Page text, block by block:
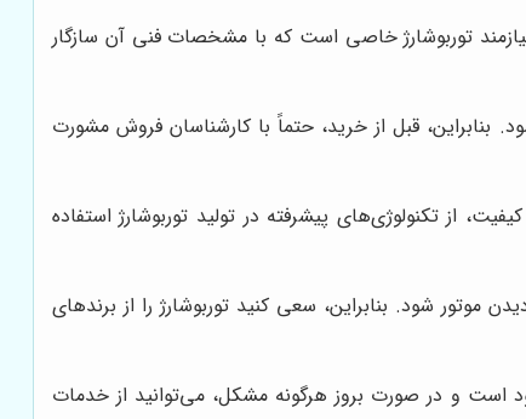
توربوشارژ خاصی است که با مشخصات فنی آن سازگار
بنابراین، قبل از خرید، حتماً با کارشناسان فروش مشورت
از تکنولوژی‌های پیشرفته در تولید توربوشارژ استفاده
شود. بنابراین، سعی کنید توربوشارژ را از برندهای
است و در صورت بروز هرگونه مشکل، می‌توانید از خدمات